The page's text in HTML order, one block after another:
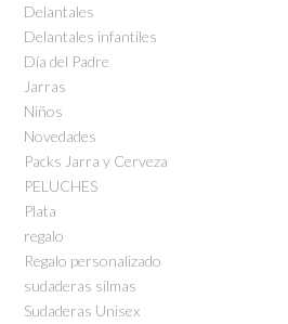
Delantales
Delantales infantiles
Día del Padre
Jarras
Niños
Novedades
Packs Jarra y Cerveza
PELUCHES
Plata
regalo
Regalo personalizado
sudaderas silmas
Sudaderas Unisex